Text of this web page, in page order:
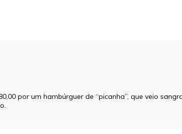
por um hambúrguer de “picanha”, que veio